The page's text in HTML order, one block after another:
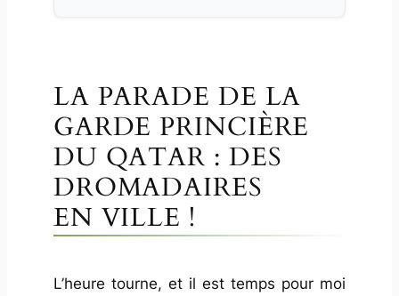
LA PARADE DE LA
GARDE PRINCIÈRE
DU QATAR : DES
DROMADAIRES
EN VILLE !
L’heure tourne, et il est temps pour moi